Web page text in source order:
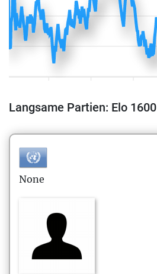
Langsame Partien: Elo 1600
None